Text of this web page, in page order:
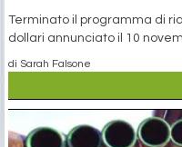
Terminato il programma di
dollari annunciato il 10
di Sarah Falsone